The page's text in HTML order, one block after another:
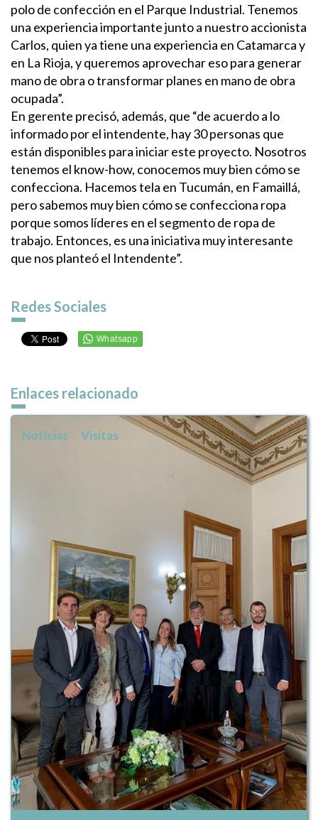
polo de confección en el Parque Industrial. Tenemos
una experiencia importante junto a nuestro accionista
Carlos, quien ya tiene una experiencia en Catamarca y
en La Rioja, y queremos aprovechar eso para generar
mano de obra o transformar planes en mano de obra
ocupada”.
En gerente precisó, además, que “de acuerdo a lo
informado por el intendente, hay 30 personas que
están disponibles para iniciar este proyecto. Nosotros
tenemos el know-how, conocemos muy bien cómo se
confecciona. Hacemos tela en Tucumán, en Famaillá,
pero sabemos muy bien cómo se confecciona ropa
porque somos líderes en el segmento de ropa de
trabajo. Entonces, es una iniciativa muy interesante
que nos planteó el Intendente”.
Redes Sociales
Enlaces relacionado
Noticias Visitas